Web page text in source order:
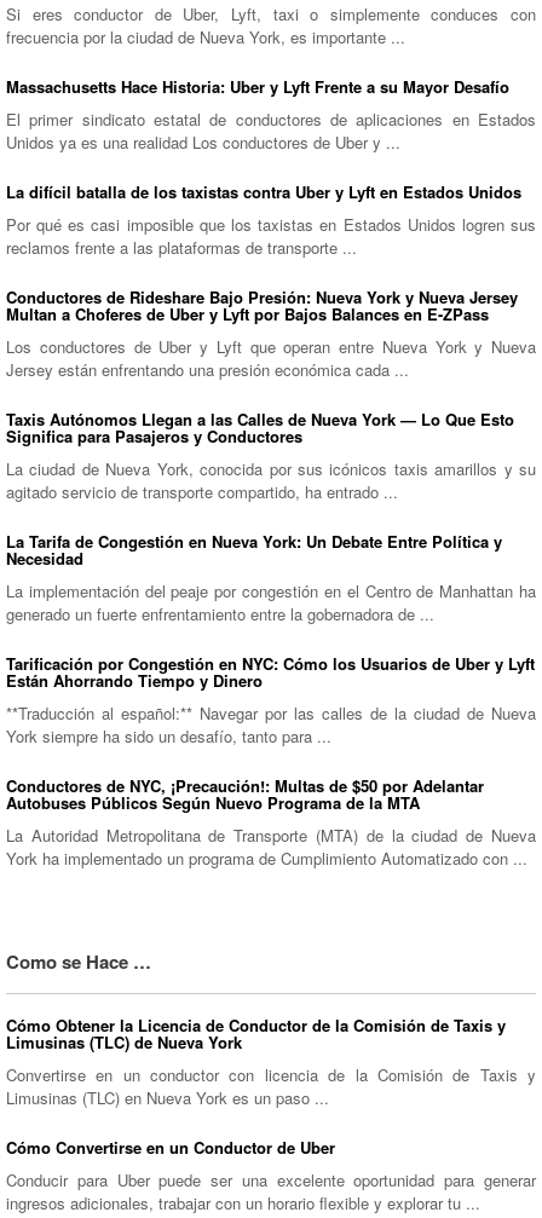
Si eres conductor de Uber, Lyft, taxi o simplemente conduces con
frecuencia por la ciudad de Nueva York, es importante ...
Massachusetts Hace Historia: Uber y Lyft Frente a su Mayor Desafío
El primer sindicato estatal de conductores de aplicaciones en Estados
Unidos ya es una realidad Los conductores de Uber y ...
La difícil batalla de los taxistas contra Uber y Lyft en Estados Unidos
Por qué es casi imposible que los taxistas en Estados Unidos logren sus
reclamos frente a las plataformas de transporte ...
Conductores de Rideshare Bajo Presión: Nueva York y Nueva Jersey
Multan a Choferes de Uber y Lyft por Bajos Balances en E-ZPass
Los conductores de Uber y Lyft que operan entre Nueva York y Nueva
Jersey están enfrentando una presión económica cada ...
Taxis Autónomos Llegan a las Calles de Nueva York — Lo Que Esto
Significa para Pasajeros y Conductores
La ciudad de Nueva York, conocida por sus icónicos taxis amarillos y su
agitado servicio de transporte compartido, ha entrado ...
La Tarifa de Congestión en Nueva York: Un Debate Entre Política y
Necesidad
La implementación del peaje por congestión en el Centro de Manhattan ha
generado un fuerte enfrentamiento entre la gobernadora de ...
Tarificación por Congestión en NYC: Cómo los Usuarios de Uber y Lyft
Están Ahorrando Tiempo y Dinero
**Traducción al español:** Navegar por las calles de la ciudad de Nueva
York siempre ha sido un desafío, tanto para ...
Conductores de NYC, ¡Precaución!: Multas de $50 por Adelantar
Autobuses Públicos Según Nuevo Programa de la MTA
La Autoridad Metropolitana de Transporte (MTA) de la ciudad de Nueva
York ha implementado un programa de Cumplimiento Automatizado con ...
Como se Hace …
Cómo Obtener la Licencia de Conductor de la Comisión de Taxis y
Limusinas (TLC) de Nueva York
Convertirse en un conductor con licencia de la Comisión de Taxis y
Limusinas (TLC) en Nueva York es un paso ...
Cómo Convertirse en un Conductor de Uber
Conducir para Uber puede ser una excelente oportunidad para generar
ingresos adicionales, trabajar con un horario flexible y explorar tu ...